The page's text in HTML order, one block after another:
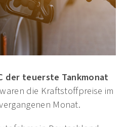
der teuerste Tankmonat
die Kraftstoffpreise im
Monat.